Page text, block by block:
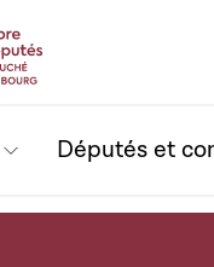
Députés et